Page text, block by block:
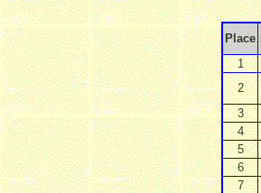
Place
1
2
3
4
5
6
7